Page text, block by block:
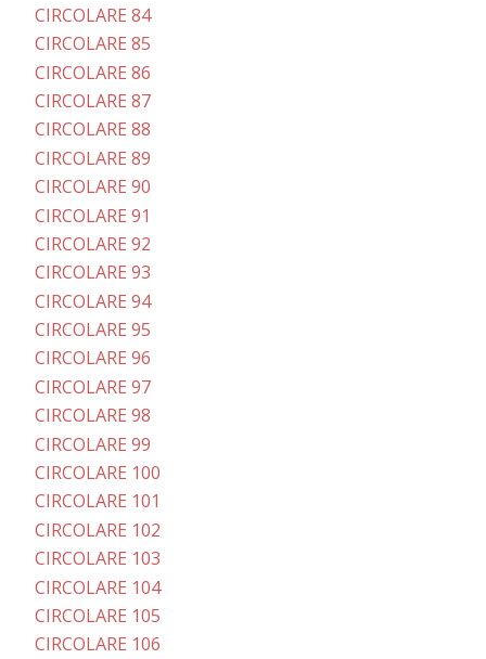
CIRCOLARE 84
CIRCOLARE 85
CIRCOLARE 86
CIRCOLARE 87
CIRCOLARE 88
CIRCOLARE 89
CIRCOLARE 90
CIRCOLARE 91
CIRCOLARE 92
CIRCOLARE 93
CIRCOLARE 94
CIRCOLARE 95
CIRCOLARE 96
CIRCOLARE 97
CIRCOLARE 98
CIRCOLARE 99
CIRCOLARE 100
CIRCOLARE 101
CIRCOLARE 102
CIRCOLARE 103
CIRCOLARE 104
CIRCOLARE 105
CIRCOLARE 106